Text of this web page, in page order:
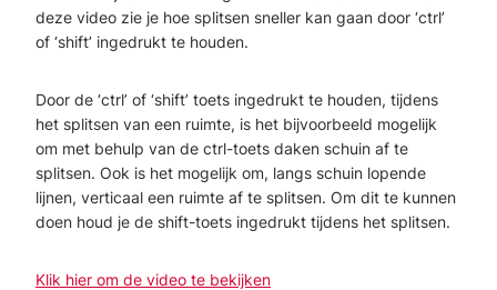
deze video zie je hoe splitsen sneller kan gaan door ‘ctrl’
of ‘shift’ ingedrukt te houden.
Door de ‘ctrl’ of ‘shift’ toets ingedrukt te houden, tijdens
het splitsen van een ruimte, is het bijvoorbeeld mogelijk
om met behulp van de ctrl-toets daken schuin af te
splitsen. Ook is het mogelijk om, langs schuin lopende
lijnen, verticaal een ruimte af te splitsen. Om dit te kunnen
doen houd je de shift-toets ingedrukt tijdens het splitsen.
Klik hier om de video te bekijken